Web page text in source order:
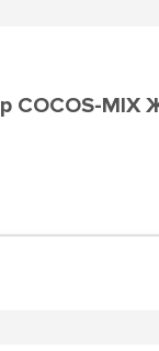
COCOS-